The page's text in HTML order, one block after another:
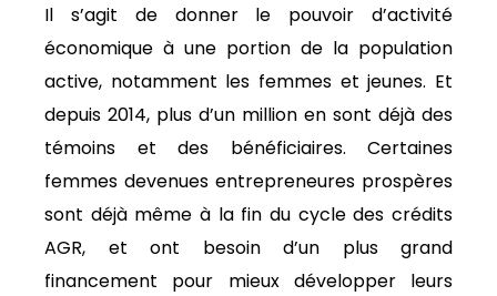
Il s’agit de donner le pouvoir d’activité
économique à une portion de la population
active, notamment les femmes et jeunes. Et
depuis 2014, plus d’un million en sont déjà des
témoins et des bénéficiaires. Certaines
femmes devenues entrepreneures prospères
sont déjà même à la fin du cycle des crédits
AGR, et ont besoin d’un plus grand
financement pour mieux développer leurs